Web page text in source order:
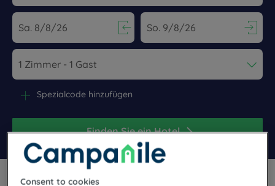
Navigate forward to interact with the calendar and select a
Navigate backward to interact
Finden Sie ein Hotel
Spezialcode hinzufügen
Consent to cookies